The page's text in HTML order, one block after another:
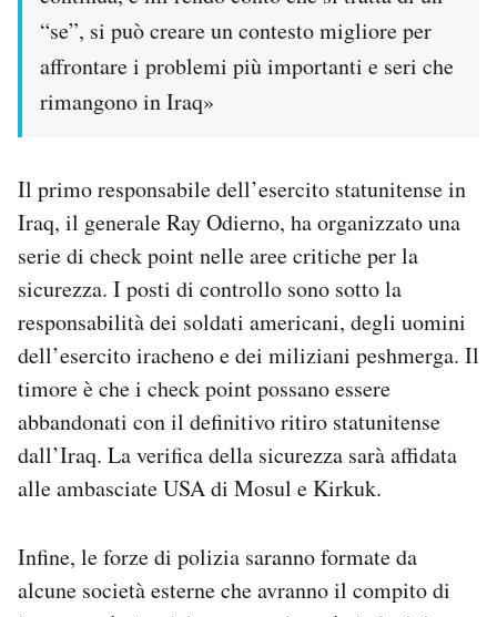
“se”, si può creare un contesto migliore per
affrontare i problemi più importanti e seri che
rimangono in Iraq»
Il primo responsabile dell’esercito statunitense in
Iraq, il generale Ray Odierno, ha organizzato una
serie di check point nelle aree critiche per la
sicurezza. I posti di controllo sono sotto la
responsabilità dei soldati americani, degli uomini
dell’esercito iracheno e dei miliziani peshmerga. Il
timore è che i check point possano essere
abbandonati con il definitivo ritiro statunitense
dall’Iraq. La verifica della sicurezza sarà affidata
alle ambasciate USA di Mosul e Kirkuk.
Infine, le forze di polizia saranno formate da
alcune società esterne che avranno il compito di